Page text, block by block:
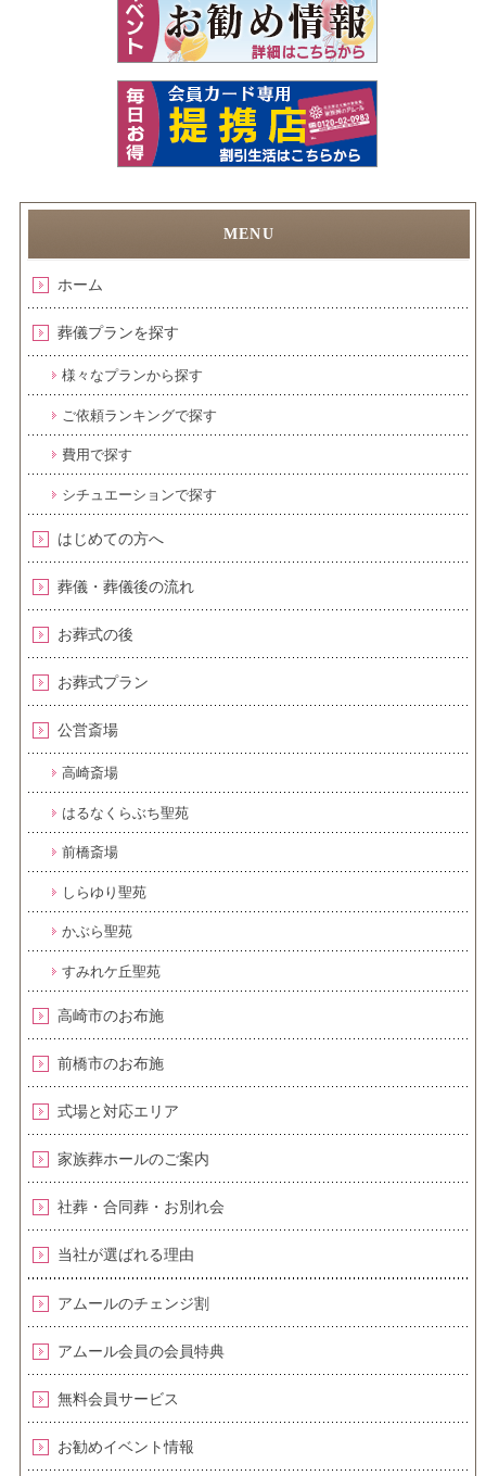
ホーム
葬儀プランを探す
様々なプランから探す
ご依頼ランキングで探す
費用で探す
シチュエーションで探す
はじめての方へ
葬儀・葬儀後の流れ
お葬式の後
お葬式プラン
公営斎場
高崎斎場
はるなくらぶち聖苑
前橋斎場
しらゆり聖苑
かぶら聖苑
すみれケ丘聖苑
高崎市のお布施
前橋市のお布施
式場と対応エリア
家族葬ホールのご案内
社葬・合同葬・お別れ会
当社が選ばれる理由
アムールのチェンジ割
アムール会員の会員特典
無料会員サービス
お勧めイベント情報